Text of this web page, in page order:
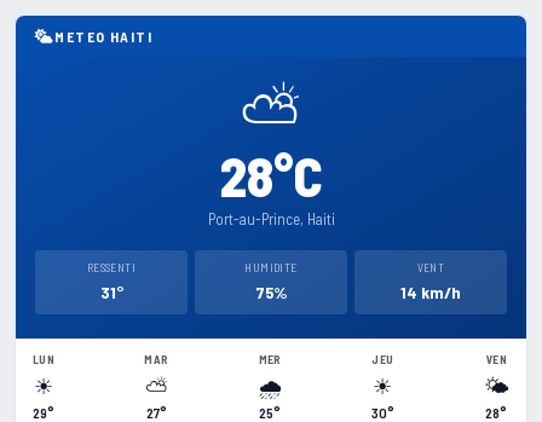
METEO HAITI
⛅
28°C
Port-au-Prince, Haiti
RESSENTI
31°
HUMIDITE
75%
VENT
14 km/h
LUN
☀
29°
MAR
⛅
27°
MER
🌧
25°
JEU
☀
30°
VEN
🌤
28°